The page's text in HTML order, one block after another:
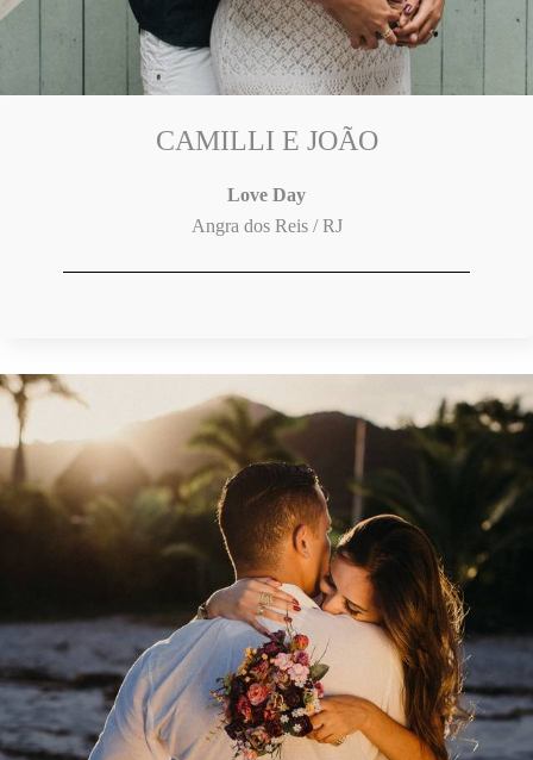
CAMILLI E JOÃO
Love Day
Angra dos Reis / RJ